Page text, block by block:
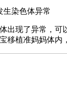
生染色体异常
出现了异常，可
移植准妈妈体内